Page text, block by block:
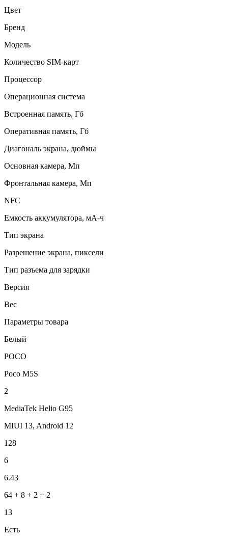
Цвет
Бренд
Модель
Количество SIM-карт
Процессор
Операционная система
Встроенная память, Гб
Оперативная память, Гб
Диагональ экрана, дюймы
Основная камера, Мп
Фронтальная камера, Мп
NFC
Емкость аккумулятора, мА-ч
Тип экрана
Разрешение экрана, пиксели
Тип разъема для зарядки
Версия
Вес
Параметры товара
Белый
POCO
Poco M5S
2
MediaTek Helio G95
MIUI 13, Android 12
128
6
6.43
64 + 8 + 2 + 2
13
Есть